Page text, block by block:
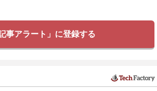
事アラート」に登録する